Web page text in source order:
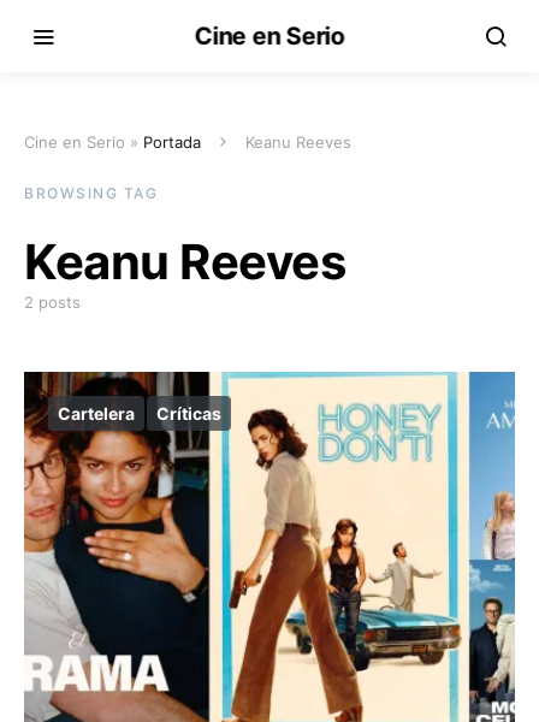
Cine en Serio
Cine en Serio » Portada Keanu Reeves
BROWSING TAG
Keanu Reeves
2 posts
Cartelera Críticas